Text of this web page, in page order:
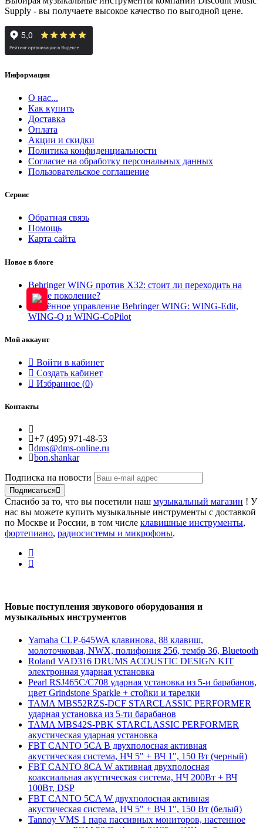
Supply - вы получаете высокое качество по выгодной цене.
Информация
О нас...
Как купить
Доставка
Оплата
Акции и скидки
Политика конфиденциальности
Согласие на обработку персональных данных
Пользовательское соглашение
Сервис
Обратная связь
Помощь
Карта сайта
Новое в блоге
Behringer WING против X32: стоит ли переходить на
новое поколение?
Удалённое управление Behringer WING: WING-Edit,
WING-Q и WING-CoPilot
Мой аккаунт
Войти в кабинет
Создать кабинет
Избранное (0)
Контакты
+7 (495) 971-48-53
dms@dms-online.ru
bon.shankar
Подписка на новости
Подписаться
Спасибо за то, что вы посетили наш музыкальный магазин ! У
нас вы можете купить музыкальные инструменты с доставкой
по Москве и России, в том числе клавишные инструменты,
фортепиано, радиосистемы и микрофоны.
Новые поступления звукового оборудования и
музыкальных инструментов
Yamaha CLP-645WA клавинова, 88 клавиш,
молоточковая, NWX, полифония 256, тембр 36, Bluetooth
Roland VAD316 DRUMS ACOUSTIC DESIGN KIT
электронная ударная установка
Pearl RSJ465C/C708 ударная установка из 5-и барабанов,
цвет Grindstone Sparkle + стойки и тарелки
TAMA MBS52RZS-DCF STARCLASSIC PERFORMER
ударная установка из 5-ти барабанов
TAMA MBS42S-PBK STARCLASSIC PERFORMER
акустическая ударная установка
FBT CANTO 5CA B двухполосная активная
акустическая система, НЧ 5" + ВЧ 1", 150 Вт (черный)
FBT CANTO 8CA W активная двухполосная
коаксиальная акустическая система, НЧ 200Вт + ВЧ
100Вт, DSP
FBT CANTO 5CA W двухполосная активная
акустическая система, НЧ 5" + ВЧ 1", 150 Вт (белый)
Tannoy VMS 1 пара пассивных мониторов, настенное